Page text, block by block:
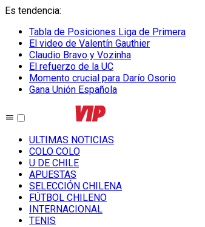
Es tendencia:
Tabla de Posiciones Liga de Primera
El video de Valentín Gauthier
Claudio Bravo y Vozinha
El refuerzo de la UC
Momento crucial para Darío Osorio
Gana Unión Española
ULTIMAS NOTICIAS
COLO COLO
U DE CHILE
APUESTAS
SELECCIÓN CHILENA
FÚTBOL CHILENO
INTERNACIONAL
TENIS